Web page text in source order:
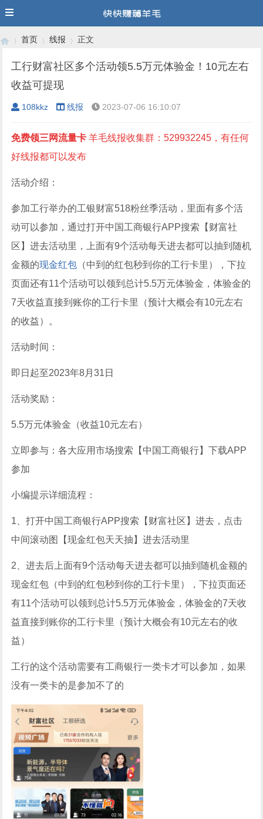
首页
›
线报 正文
工行财富社区多个活动领5.5万元体验金！10元左右
收益可提现
108kkz 线报 2023-07-06 16:10:07
免费领三网流量卡 羊毛线报收集群：529932245，有任何
好线报都可以发布
活动介绍：
参加工行举办的工银财富518粉丝季活动，里面有多个活
动可以参加，通过打开中国工商银行APP搜索【财富社
区】进去活动里，上面有9个活动每天进去都可以抽到随机
金额的现金红包 （中到的红包秒到你的工行卡里），下拉
页面还有11个活动可以领到总计5.5万元体验金，体验金的
7天收益直接到账你的工行卡里（预计大概会有10元左右
的收益）。
活动时间：
即日起至2023年8月31日
活动奖励：
5.5万元体验金（收益10元左右）
立即参与：各大应用市场搜索【中国工商银行】下载APP
参加
小编提示详细流程：
1、打开中国工商银行APP搜索【财富社区】进去，点击
中间滚动图【现金红包天天抽】进去活动里
2、进去后上面有9个活动每天进去都可以抽到随机金额的
现金红包（中到的红包秒到你的工行卡里），下拉页面还
有11个活动可以领到总计5.5万元体验金，体验金的7天收
益直接到账你的工行卡里（预计大概会有10元左右的收
益）
工行的这个活动需要有工商银行一类卡才可以参加，如果
没有一类卡的是参加不了的